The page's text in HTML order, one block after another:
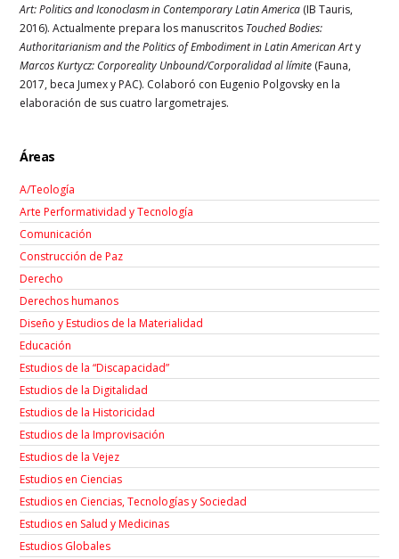
Art: Politics and Iconoclasm in Contemporary Latin America (IB Tauris,
2016). Actualmente prepara los manuscritos Touched Bodies:
Authoritarianism and the Politics of Embodiment in Latin American Arty
Marcos Kurtycz: Corporeality Unbound/Corporalidad al límite (Fauna,
2017, beca Jumex y PAC). Colaboró con Eugenio Polgovsky en la
elaboración de sus cuatro largometrajes.
Áreas
A/Teología
Arte Performatividad y Tecnología
Comunicación
Construcción de Paz
Derecho
Derechos humanos
Diseño y Estudios de la Materialidad
Educación
Estudios de la “Discapacidad”
Estudios de la Digitalidad
Estudios de la Historicidad
Estudios de la Improvisación
Estudios de la Vejez
Estudios en Ciencias
Estudios en Ciencias, Tecnologías y Sociedad
Estudios en Salud y Medicinas
Estudios Globales